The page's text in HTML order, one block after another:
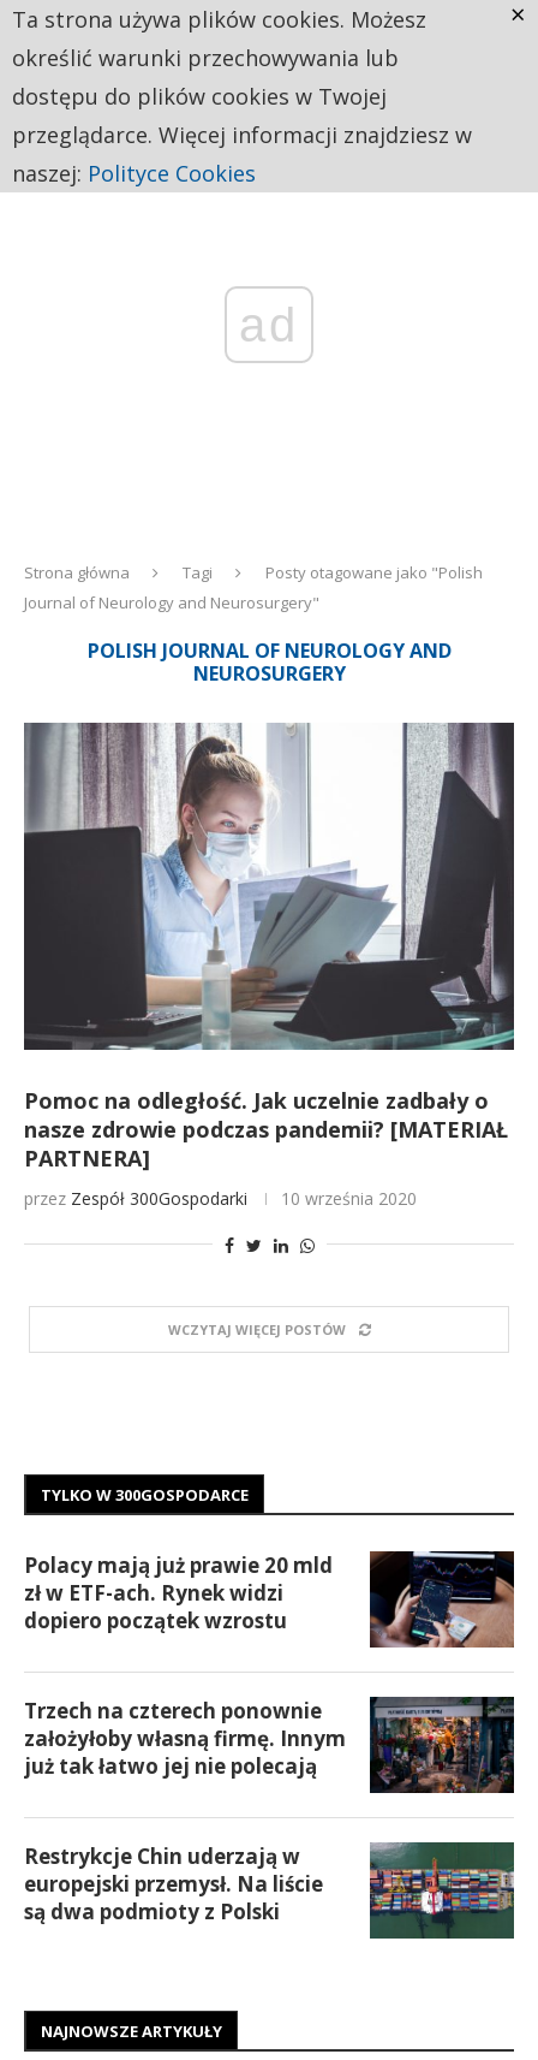
ad
Strona główna Tagi
Posty otagowane jako "Polish
Journal of Neurology and Neurosurgery"
POLISH JOURNAL OF NEUROLOGY AND
NEUROSURGERY
Pomoc na odległość. Jak uczelnie zadbały o
nasze zdrowie podczas pandemii? [MATERIAŁ
PARTNERA]
przez Zespół 300Gospodarki 10 września 2020
WCZYTAJ WIĘCEJ POSTÓW
TYLKO W 300GOSPODARCE
Polacy mają już prawie 20 mld
zł w ETF-ach. Rynek widzi
dopiero początek wzrostu
Trzech na czterech ponownie
założyłoby własną firmę. Innym
już tak łatwo jej nie polecają
Restrykcje Chin uderzają w
europejski przemysł. Na liście
są dwa podmioty z Polski
NAJNOWSZE ARTYKUŁY
Ta strona używa plików cookies. Możesz
określić warunki przechowywania lub
dostępu do plików cookies w Twojej
przeglądarce. Więcej informacji znajdziesz w
naszej: Polityce Cookies
×